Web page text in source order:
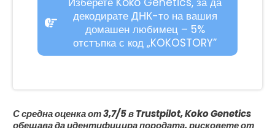
декодирате ДНК-то на вашия
домашен любимец – 5%
отстъпка с код „KOKOSTORY”
С средна оценка от 3,7/5 в Trustpilot, Koko Genetics
обещава да идентифицира породата, рисковете от